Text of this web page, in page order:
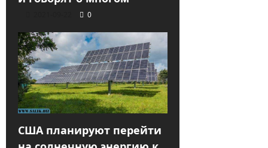
0
США планируют перейти